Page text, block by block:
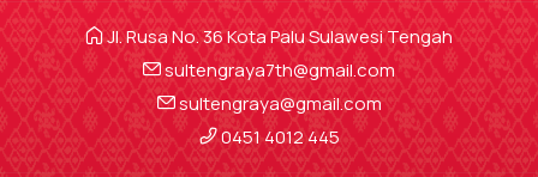
Jl. Rusa No. 36 Kota Palu Sulawesi Tengah
sultengraya7th@gmail.com
sultengraya@gmail.com
0451 4012 445